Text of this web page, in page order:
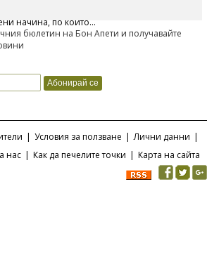
стартира предлагането на изцяло нов
начина, по който...
бюлетин на Бон Апети и получавайте
| Условия за ползване | Лични данни |
нас | Как да печелите точки | Карта на сайта